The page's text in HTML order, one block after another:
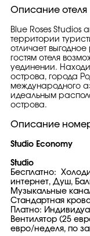
Описание отеля
Blue Roses
территории
отличает
гостям отеля
уединении.
острова, города
международного
идеальным
острова.
Описание
Studio Economy
Studio
Бесплатно:
интернет, Душ,
Музыкальные
Стандартная
Платно:
Вентилятор (25
евро/неделя, по